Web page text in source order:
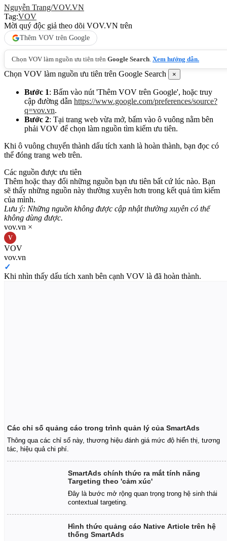
Nguyễn Trang/VOV.VN
Tag:VOV
Mời quý độc giả theo dõi VOV.VN trên
Thêm VOV trên Google
Chọn VOV làm nguồn ưu tiên trên Google Search. Xem hướng dẫn.
Chọn VOV làm nguồn ưu tiên trên Google Search ×
Bước 1: Bấm vào nút 'Thêm VOV trên Google', hoặc truy
cập đường dẫn https://www.google.com/preferences/source?
q=vov.vn.
Bước 2: Tại trang web vừa mở, bấm vào ô vuông nằm bên
phải VOV để chọn làm nguồn tìm kiếm ưu tiên.
Khi ô vuông chuyển thành dấu tích xanh là hoàn thành, bạn đọc có
thể đóng trang web trên.
Các nguồn được ưu tiên
Thêm hoặc thay đổi những nguồn bạn ưu tiên bất cứ lúc nào. Bạn
sẽ thấy những nguồn này thường xuyên hơn trong kết quả tìm kiếm
của mình.
Lưu ý: Những nguồn không được cập nhật thường xuyên có thể
không dùng được.
vov.vn ×
V
VOV
vov.vn
✓
Khi nhìn thấy dấu tích xanh bên cạnh VOV là đã hoàn thành.
Các chỉ số quảng cáo trong trình quản lý của SmartAds
Thông qua các chỉ số này, thương hiệu đánh giá mức độ hiển thị, tương
tác, hiệu quả chi phí.
SmartAds chính thức ra mắt tính năng
Targeting theo 'cảm xúc'
Đây là bước mở rộng quan trọng trong hệ sinh thái
contextual targeting.
Hình thức quảng cáo Native Article trên hệ
thống SmartAds